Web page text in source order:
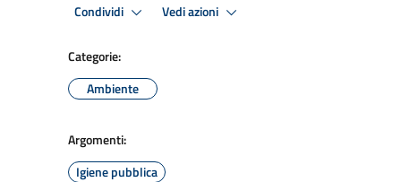
Condividi Vedi azioni
Categorie:
Ambiente
Argomenti:
Igiene pubblica